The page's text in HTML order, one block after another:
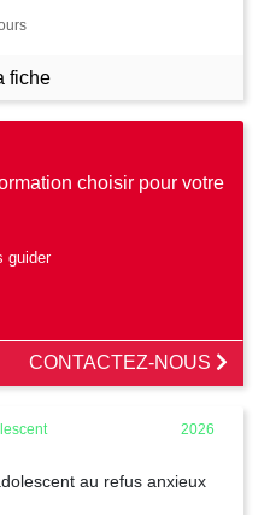
fiche
choisir pour votre
guider
CONTACTEZ-NOUS
2026
au refus anxieux